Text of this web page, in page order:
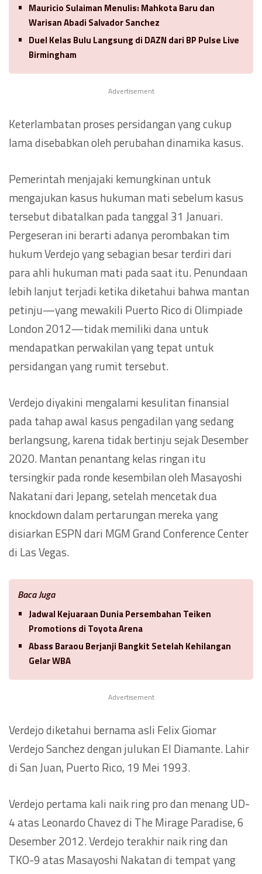
Mauricio Sulaiman Menulis: Mahkota Baru dan
Warisan Abadi Salvador Sanchez
Duel Kelas Bulu Langsung di DAZN dari BP Pulse Live
Birmingham
Advertisement
Keterlambatan proses persidangan yang cukup
lama disebabkan oleh perubahan dinamika kasus.
Pemerintah menjajaki kemungkinan untuk
mengajukan kasus hukuman mati sebelum kasus
tersebut dibatalkan pada tanggal 31 Januari.
Pergeseran ini berarti adanya perombakan tim
hukum Verdejo yang sebagian besar terdiri dari
para ahli hukuman mati pada saat itu. Penundaan
lebih lanjut terjadi ketika diketahui bahwa mantan
petinju—yang mewakili Puerto Rico di Olimpiade
London 2012—tidak memiliki dana untuk
mendapatkan perwakilan yang tepat untuk
persidangan yang rumit tersebut.
Verdejo diyakini mengalami kesulitan finansial
pada tahap awal kasus pengadilan yang sedang
berlangsung, karena tidak bertinju sejak Desember
2020. Mantan penantang kelas ringan itu
tersingkir pada ronde kesembilan oleh Masayoshi
Nakatani dari Jepang, setelah mencetak dua
knockdown dalam pertarungan mereka yang
disiarkan ESPN dari MGM Grand Conference Center
di Las Vegas.
Baca Juga
Jadwal Kejuaraan Dunia Persembahan Teiken
Promotions di Toyota Arena
Abass Baraou Berjanji Bangkit Setelah Kehilangan
Gelar WBA
Advertisement
Verdejo diketahui bernama asli Felix Giomar
Verdejo Sanchez dengan julukan El Diamante. Lahir
di San Juan, Puerto Rico, 19 Mei 1993.
Verdejo pertama kali naik ring pro dan menang UD-
4 atas Leonardo Chavez di The Mirage Paradise, 6
Desember 2012. Verdejo terakhir naik ring dan
TKO-9 atas Masayoshi Nakatan di tempat yang